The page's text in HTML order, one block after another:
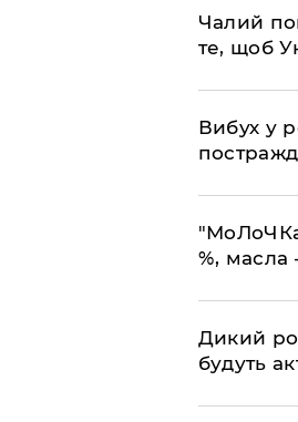
​Чалий
те, щоб
​Вибух у
%, масла
​Дикий
будуть